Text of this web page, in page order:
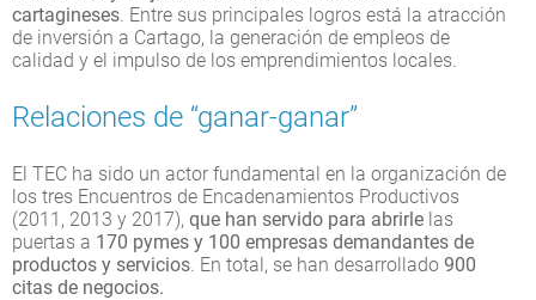
cartagineses. Entre sus principales logros está la atracción
de inversión a Cartago, la generación de empleos de
calidad y el impulso de los emprendimientos locales.
Relaciones de “ganar-ganar”
El TEC ha sido un actor fundamental en la organización de
los tres Encuentros de Encadenamientos Productivos
(2011, 2013 y 2017), que han servido para abrirle las
puertas a 170 pymes y 100 empresas demandantes de
productos y servicios. En total, se han desarrollado 900
citas de negocios.